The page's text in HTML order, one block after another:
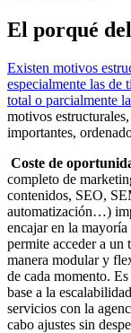
El porqué del
Existen motivos
especialmente las de
total o parcialmente
motivos
importantes,
Coste de
completo de
contenidos, SEO,
automatización…)
encajar en la
permite acceder a un
manera modular y
de cada momento.
base a la
servicios con la
cabo ajustes sin